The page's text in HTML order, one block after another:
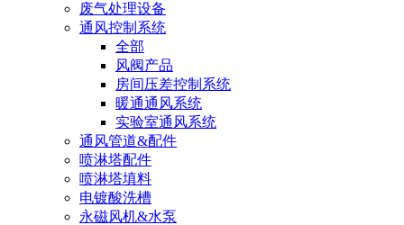
废气处理设备
通风控制系统
全部
风阀产品
房间压差控制系统
暖通通风系统
实验室通风系统
通风管道&配件
喷淋塔配件
喷淋塔填料
电镀酸洗槽
永磁风机&水泵